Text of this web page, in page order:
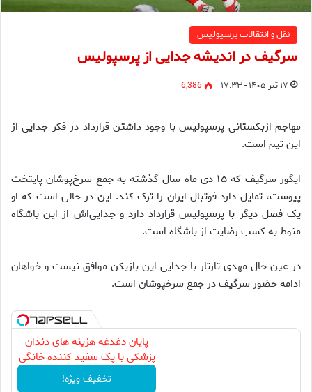
نقل و انتقالات پرسپولیس
سرگیف در اندیشه جدایی از پرسپولیس
۱۷ تیر ۱۴۰۵ - ۱۷:۳۳ 6,386
مهاجم ازبکستانی پرسپولیس با وجود داشتن قرارداد در فکر جدایی از
این تیم است.
ایگور سرگیف که ۱۵ دی ماه سال گذشته به جمع سرخ‌پوشان پایتخت
پیوست، تمایل دارد فوتبال ایران را ترک کند. این در حالی است که او
یک فصل دیگر با پرسپولیس قرارداد دارد و جدایی‌اش از این باشگاه
منوط به کسب رضایت از باشگاه است.
در عین حال مهدی تارتار با جدایی این بازیکن موافق نیست و خواهان
ادامه حضور سرگیف در جمع سرخپوشان است.
پایان دغدغه هزینه های دندان
پزشکی با پک سفید کننده خانگی
تخفیف ویژه!